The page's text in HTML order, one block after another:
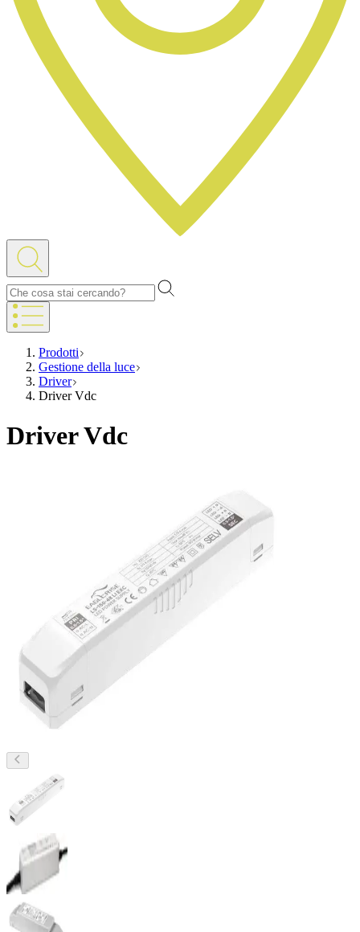
Prodotti
Gestione della luce
Driver
Driver Vdc
Driver Vdc